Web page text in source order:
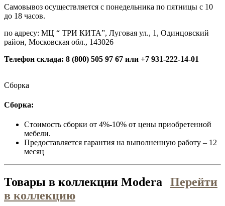
Самовывоз осуществляется с понедельника по пятницы с 10
до 18 часов.
по адресу: МЦ “ ТРИ КИТА”, Луговая ул., 1, Одинцовский
район, Московская обл., 143026
Телефон склада: 8 (800) 505 97 67 или +7 931-222-14-01
Сборка
Сборка:
Стоимость сборки от 4%-10% от цены приобретенной
мебели.
Предоставляется гарантия на выполненную работу – 12
месяц
Товары в коллекции Modera
Перейти
в коллекцию